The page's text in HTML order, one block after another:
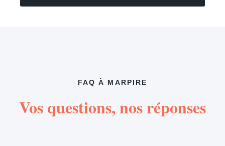
FAQ À MARPIRE
Vos questions, nos réponses